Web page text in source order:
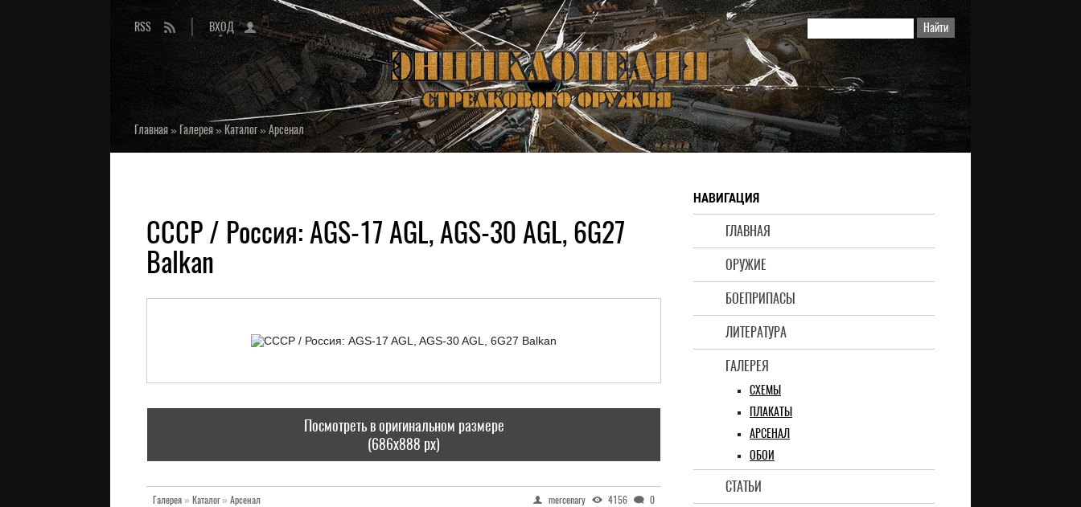
RSS ВХОД
Главная» Галерея»Каталог»Арсенал
НАВИГАЦИЯ
ГЛАВНАЯ
ОРУЖИЕ
БОЕПРИПАСЫ
ЛИТЕРАТУРА
ГАЛЕРЕЯ
СХЕМЫ
ПЛАКАТЫ
АРСЕНАЛ
ОБОИ
СТАТЬИ
СССР / Россия: AGS-17 AGL, AGS-30 AGL, 6G27
Balkan
Посмотреть в оригинальном размере
(686x888 px)
Галерея» Каталог» Арсенал mercenary 4156 0